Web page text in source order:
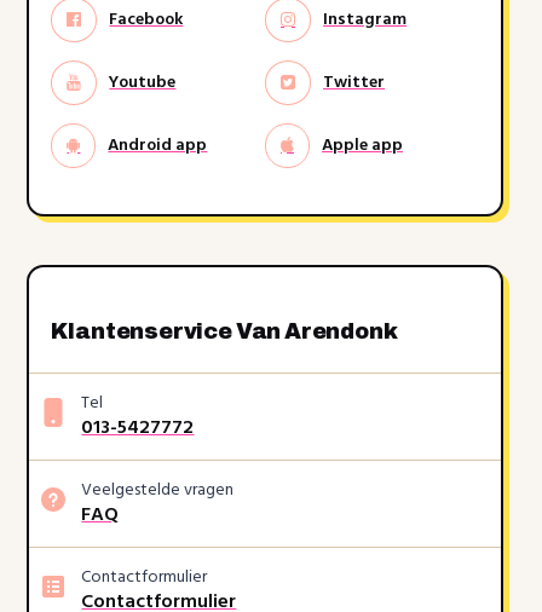
Facebook Instagram
Youtube Twitter
Android app Apple app
Klantenservice Van Arendonk
Tel
013-5427772
Veelgestelde vragen
FAQ
Contactformulier
Contactformulier